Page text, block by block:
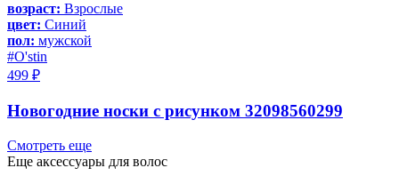
возраст: Взрослые
цвет: Синий
пол: мужской
#O'stin
499 ₽
Новогодние носки с рисунком 32098560299
Смотреть еще
Еще аксессуары для волос